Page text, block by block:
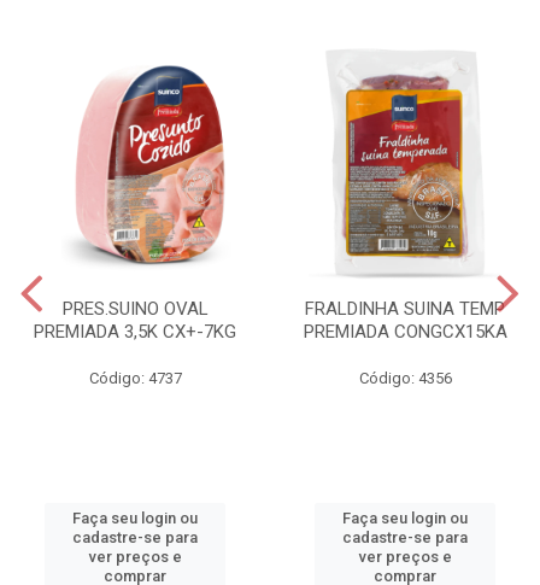
PRES.SUINO OVAL
PREMIADA 3,5K CX+-7KG
Código: 4737
Faça seu login ou
cadastre-se para
ver preços e
comprar
FRALDINHA SUINA TEMP
PREMIADA CONGCX15KA
Código: 4356
Faça seu login ou
cadastre-se para
ver preços e
comprar